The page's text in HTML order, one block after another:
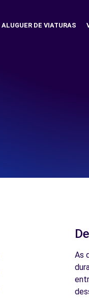
ALUGUER DE VIATURAS
As